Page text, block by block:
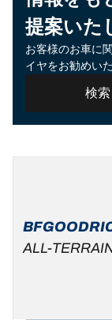
提案いた
お客様のお車に
イヤをお勧めい
検
ALL-